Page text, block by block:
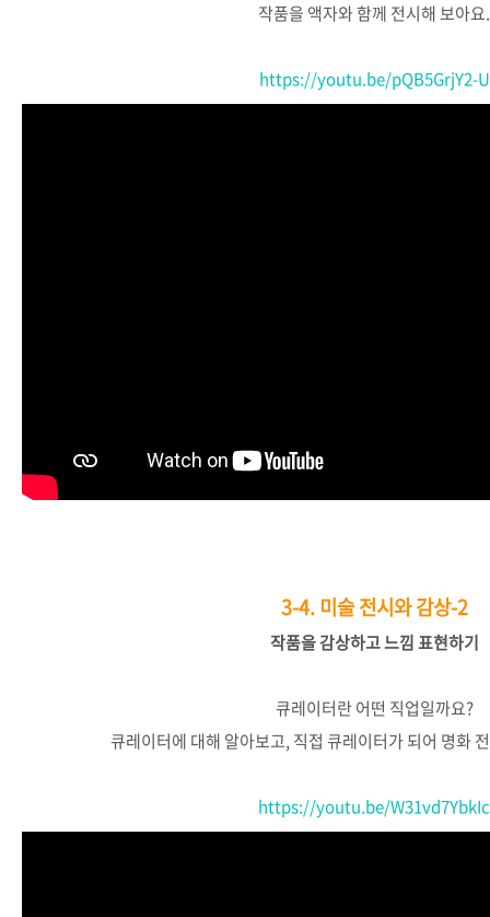
작품을 액자와함께 전시해보아요.
https://youtu.be/pQB5GrjY2-U
3-4.미술 전시와 감상-2
작품을감상하고느낌표현하기
큐레이터란 어떤 직업일까요?
큐레이터에 대해 알아보고, 직접 큐레이터가 되어 명화
https://youtu.be/W31vd7YbkIc